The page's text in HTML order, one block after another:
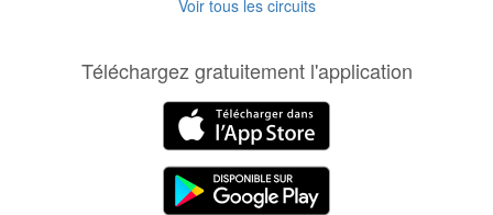
Voir tous les circuits
Téléchargez gratuitement l'application